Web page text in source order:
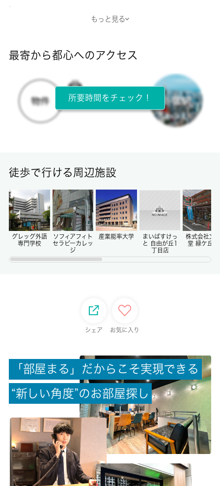
-
所在階
2階 / 3階建
0ヶ月
償却/敷引
-/-
権利金/雑費
駐車場/料金
無/-
有/20000円
保険名/保険期間
-/2年
もっと見る
最寄から都心へのアクセス
所要時間をチェック！
徒歩で行ける周辺施設
グレッグ外語
専門学校
ソフィアフィト
セラピーカレッ
ジ
産業能率大学
まいばすけっ
と 自由が丘1
丁目店
株式会社文
堂 緑ケ丘店
シェア お気に入り
「 部屋 ま る 」 だ か ら こ そ実現で き る
“新 し い角 度”のお部屋探 し